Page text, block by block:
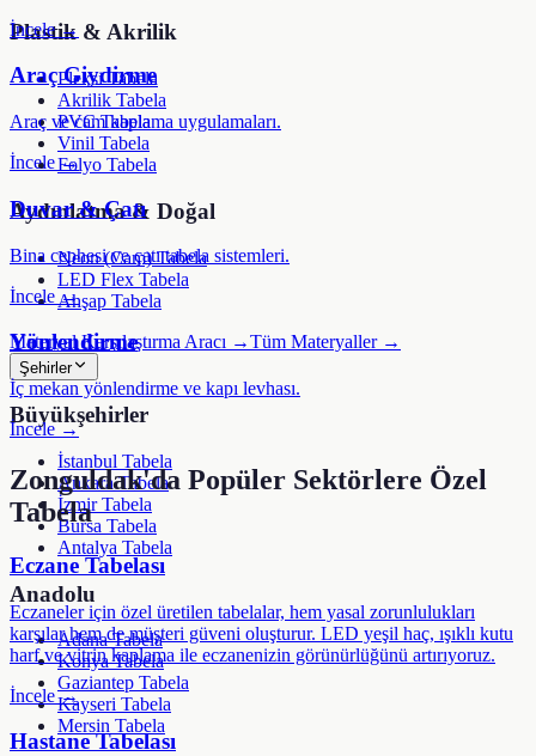
Plastik & Akrilik
Pleksi Tabela
Akrilik Tabela
PVC Tabela
Vinil Tabela
Folyo Tabela
Aydınlatma & Doğal
Neon (Cam) Tabela
LED Flex Tabela
Ahşap Tabela
Materyal Karşılaştırma Aracı →Tüm Materyaller →
Şehirler
Büyükşehirler
İstanbul Tabela
Ankara Tabela
İzmir Tabela
Bursa Tabela
Antalya Tabela
Anadolu
Adana Tabela
Konya Tabela
Gaziantep Tabela
Kayseri Tabela
Mersin Tabela
İncele →
Araç Giydirme
Araç ve cam kaplama uygulamaları.
İncele →
Duvar & Çatı
Bina cephesi ve çatı tabela sistemleri.
İncele →
Yönlendirme
İç mekan yönlendirme ve kapı levhası.
İncele →
Zonguldak'da Popüler Sektörlere Özel
Tabela
Eczane Tabelası
Eczaneler için özel üretilen tabelalar, hem yasal zorunlulukları
karşılar hem de müşteri güveni oluşturur. LED yeşil haç, ışıklı kutu
harf ve vitrin kaplama ile eczanenizin görünürlüğünü artırıyoruz.
İncele →
Hastane Tabelası